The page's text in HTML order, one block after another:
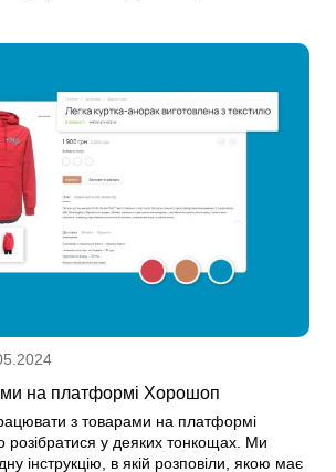
на платформі Хорошоп
з товарами на платформі
розібратися у деяких тонкощах. Ми
інструкцію, в якій розповіли, якою має